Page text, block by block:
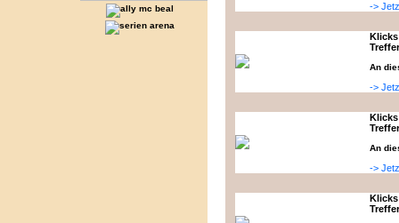
->
An
->
An
->